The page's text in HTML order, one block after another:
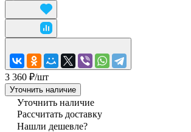
3 360 ₽/шт
Уточнить наличие
Уточнить наличие
Рассчитать доставку
Нашли дешевле?